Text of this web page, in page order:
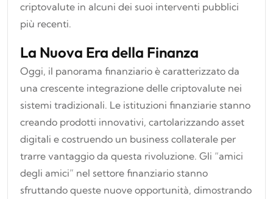
criptovalute in alcuni dei suoi interventi pubblici
più recenti.
La Nuova Era della Finanza
Oggi, il panorama finanziario è caratterizzato da
una crescente integrazione delle criptovalute nei
sistemi tradizionali. Le istituzioni finanziarie stanno
creando prodotti innovativi, cartolarizzando asset
digitali e costruendo un business collaterale per
trarre vantaggio da questa rivoluzione. Gli “amici
degli amici” nel settore finanziario stanno
sfruttando queste nuove opportunità, dimostrando